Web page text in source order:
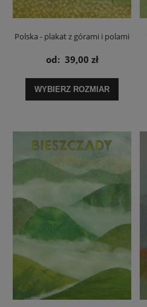
Polska - plakat z górami i polami
od: 39,00 zł
WYBIERZ ROZMIAR